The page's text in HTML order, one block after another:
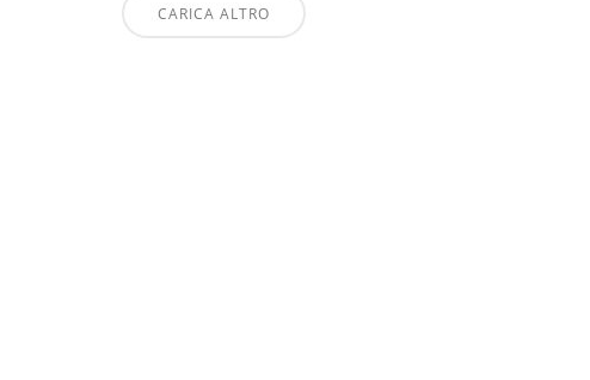
CARICA ALTRO